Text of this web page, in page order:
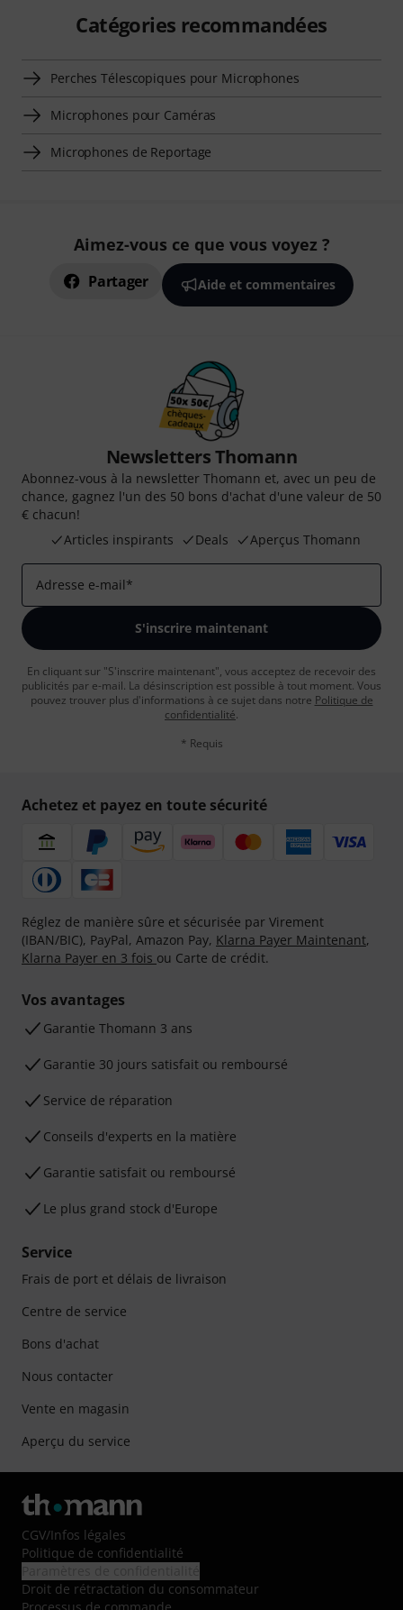
Catégories recommandées
Perches Télescopiques pour Microphones
Microphones pour Caméras
Microphones de Reportage
Aimez-vous ce que vous voyez ?
Partager Aide et commentaires
Newsletters Thomann
Abonnez-vous à la newsletter Thomann et, avec un peu de
chance, gagnez l'un des 50 bons d'achat d'une valeur de 50
€ chacun!
Articles inspirants
Deals Aperçus Thomann
Adresse e-mail*
S'inscrire maintenant
En cliquant sur "S'inscrire maintenant", vous acceptez de recevoir des
publicités par e-mail. La désinscription est possible à tout moment. Vous
pouvez trouver plus d'informations à ce sujet dans notre Politique de
confidentialité.
* Requis
Achetez et payez en toute sécurité
Réglez de manière sûre et sécurisée par Virement
(IBAN/BIC), PayPal, Amazon Pay, Klarna Payer Maintenant,
Klarna Payer en 3 fois ou Carte de crédit.
Vos avantages
Ga­ran­tie Thomann 3 ans
Garantie 30 jours satisfait ou remboursé
Service de réparation
Conseils d'experts en la matière
Garantie satisfait ou remboursé
Le plus grand stock d'Europe
Service
Frais de port et délais de livraison
Centre de service
Bons d'achat
Nous contacter
Vente en magasin
Aperçu du service
CGV/Infos légales
Politique de confidentialité
Droit de rétractation du consommateur